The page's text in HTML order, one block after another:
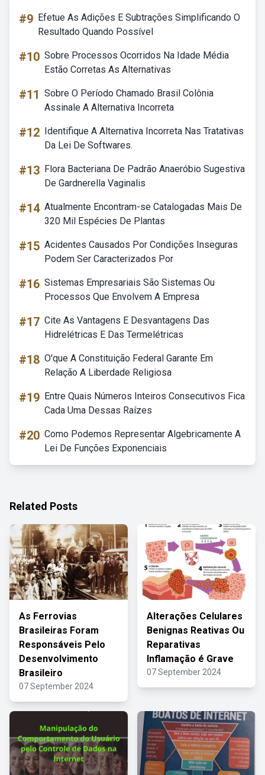
#9 Efetue As Adições E Subtrações Simplificando O
Resultado Quando Possível
#10 Sobre Processos Ocorridos Na Idade Média
Estão Corretas As Alternativas
#11 Sobre O Período Chamado Brasil Colônia
Assinale A Alternativa Incorreta
#12 Identifique A Alternativa Incorreta Nas Tratativas
Da Lei De Softwares.
#13 Flora Bacteriana De Padrão Anaeróbio Sugestiva
De Gardnerella Vaginalis
#14 Atualmente Encontram-se Catalogadas Mais De
320 Mil Espécies De Plantas
#15 Acidentes Causados Por Condições Inseguras
Podem Ser Caracterizados Por
#16 Sistemas Empresariais São Sistemas Ou
Processos Que Envolvem A Empresa
#17 Cite As Vantagens E Desvantagens Das
Hidrelétricas E Das Termelétricas
#18 O'que A Constituição Federal Garante Em
Relação A Liberdade Religiosa
#19 Entre Quais Números Inteiros Consecutivos Fica
Cada Uma Dessas Raízes
#20 Como Podemos Representar Algebricamente A
Lei De Funções Exponenciais
Related Posts
As Ferrovias
Brasileiras Foram
Responsáveis Pelo
Desenvolvimento
Brasileiro
07 September 2024
Alterações Celulares
Benignas Reativas Ou
Reparativas
Inflamação é Grave
07 September 2024